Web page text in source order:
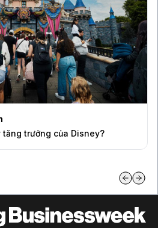
trưởng của Disney?